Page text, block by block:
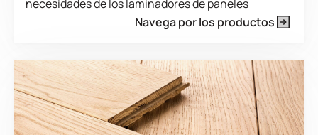
necesidades de los laminadores de paneles
Navega por los productos